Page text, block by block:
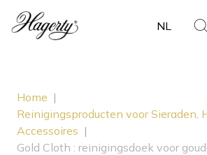
NL
Home |
Reinigingsproducten voor Sieraden,
Accessoires |
Gold Cloth : reinigingsdoek voor